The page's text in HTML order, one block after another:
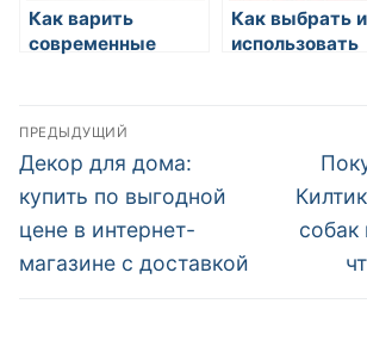
Как варить
современные
Как выбрать и
использовать
Навигация
по
записям
ПРЕДЫДУЩИЙ
Предыдущая
запись:
Декор для дома:
купить по выгодной
цене в интернет-
магазине с доставкой
собак